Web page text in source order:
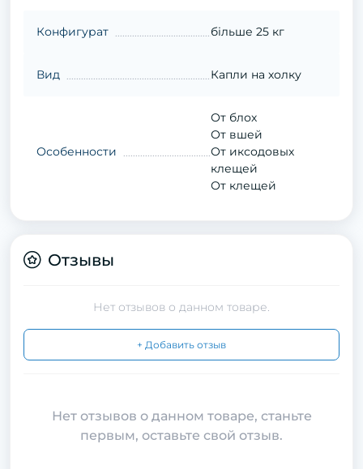
Конфигурат більше 25 кг
Вид Капли на холку
Особенности
От блох
От вшей
От иксодовых
клещей
От клещей
Отзывы
Нет отзывов о данном товаре.
+ Добавить отзыв
Нет отзывов о данном товаре, станьте
первым, оставьте свой отзыв.